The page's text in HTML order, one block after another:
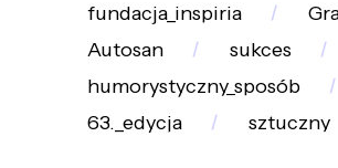
fundacja_inspiria
Autosan
sukces
humorystyczny_sposób
63._edycja
sztuczny